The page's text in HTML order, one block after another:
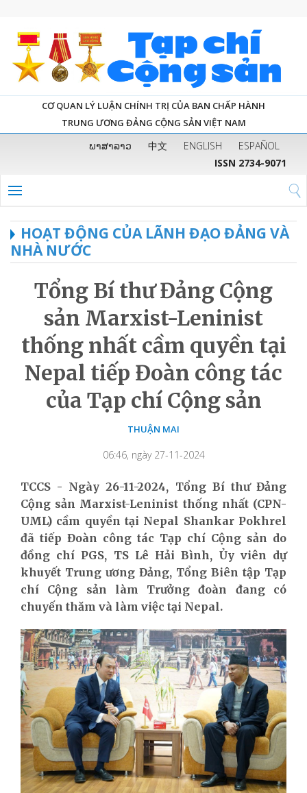
CƠ QUAN LÝ LUẬN CHÍNH TRỊ CỦA BAN CHẤP HÀNH
TRUNG ƯƠNG ĐẢNG CỘNG SẢN VIỆT NAM
ພາສາລາວ 中文 ENGLISH
ESPAÑOL
ISSN 2734-9071
HOẠT ĐỘNG CỦA LÃNH ĐẠO ĐẢNG VÀ
NHÀ NƯỚC
Tổng Bí thư Đảng Cộng
sản Marxist-Leninist
thống nhất cầm quyền tại
Nepal tiếp Đoàn công tác
của Tạp chí Cộng sản
THUẬN MAI
06:46, ngày 27-11-2024
TCCS - Ngày 26-11-2024, Tổng Bí thư Đảng
Cộng sản Marxist-Leninist thống nhất (CPN-
UML) cầm quyền tại Nepal Shankar Pokhrel
đã tiếp Đoàn công tác Tạp chí Cộng sản do
đồng chí PGS, TS Lê Hải Bình, Ủy viên dự
khuyết Trung ương Đảng, Tổng Biên tập Tạp
chí Cộng sản làm Trưởng đoàn đang có
chuyến thăm và làm việc tại Nepal.